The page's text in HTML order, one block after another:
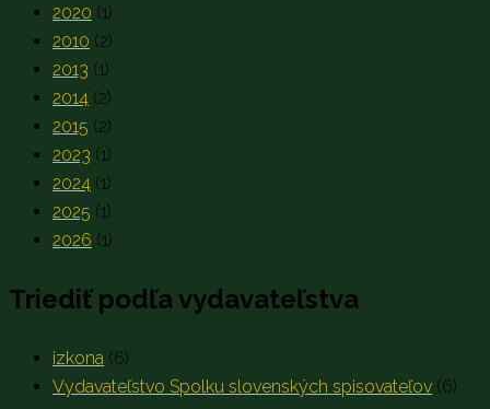
2020 (1)
2010 (2)
2013 (1)
2014 (2)
2015 (2)
2023 (1)
2024 (1)
2025 (1)
2026 (1)
Triediť podľa vydavateľstva
izkona (6)
Vydavateľstvo Spolku slovenských spisovateľov (6)